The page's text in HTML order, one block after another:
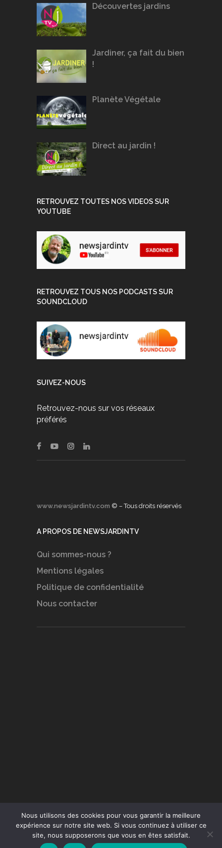
Découvertes jardins
Jardiner, ça fait du bien
!
Planète Végétale
Direct au jardin !
RETROUVEZ TOUTES NOS VIDEOS SUR
YOUTUBE
RETROUVEZ TOUS NOS PODCASTS SUR
SOUNDCLOUD
SUIVEZ-NOUS
Retrouvez-nous sur vos réseaux
préférés
www.newsjardintv.com © – Tous droits réservés
A PROPOS DE NEWSJARDINTV
Qui sommes-nous ?
Mentions légales
Politique de confidentialité
Nous contacter
Nous utilisons des cookies pour vous garantir la meilleure
expérience sur notre site web. Si vous continuez à utiliser ce
site, nous supposerons que vous en êtes satisfait.